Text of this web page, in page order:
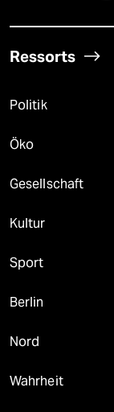
Ressorts
Politik
Öko
Gesellschaft
Kultur
Sport
Berlin
Nord
Wahrheit